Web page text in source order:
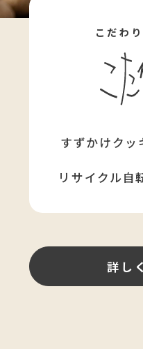
こだわ
すずかけクッ
リサイクル自
詳し